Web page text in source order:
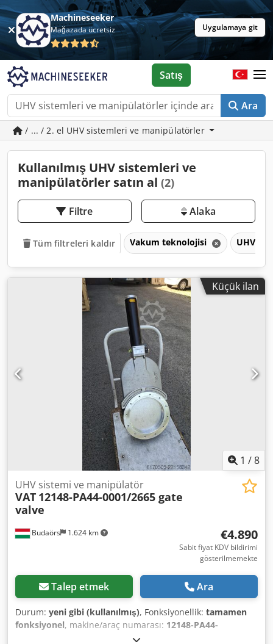
Machineseeker
Mağazada ücretsiz Uygulamaya git
Ara
Satış
/ ... / 2. el UHV sistemleri ve manipülatörler
Kullanılmış UHV sistemleri ve
manipülatörler satın al (2)
Filtre Alaka
Tüm filtreleri kaldır Vakum teknolojisi UHV
Küçük ilan
1 /8
Budaörs 1.624 km
UHV sistemi ve manipülatör
VAT 12148-PA44-0001/2665 gate
valve
€4.890
Sabit fiyat KDV bildirimi
gösterilmemekte
Talep etmek Ara
Durum: yeni gibi (kullanılmış), Fonksiyonellik: tamamen
fonksiyonel, makine/araç numarası: 12148-PA44-
, Hiç kullanılmamış, 6 ay garantili VAT sürgülü